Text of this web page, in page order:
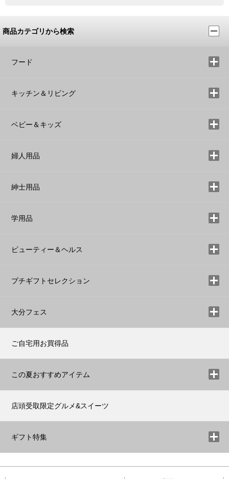
商品カテゴリから検索
フード
キッチン＆リビング
ベビー＆キッズ
婦人用品
紳士用品
学用品
ビューティー＆ヘルス
プチギフトセレクション
大分フェス
ご自宅用お買得品
この夏おすすめアイテム
店頭受取限定グルメ&スイーツ
ギフト特集